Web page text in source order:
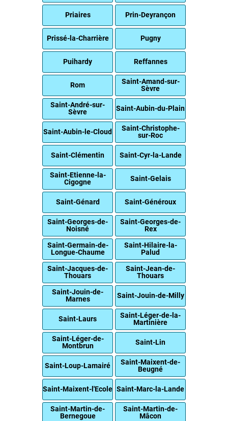
Priaires Prin-Deyrançon
Prissé-la-Charrière Pugny
Puihardy Reffannes
Rom
Saint-Amand-sur-
Sèvre
Saint-André-sur-
Sèvre
Saint-Aubin-du-Plain
Saint-Aubin-le-Cloud
Saint-Christophe-
sur-Roc
Saint-Clémentin Saint-Cyr-la-Lande
Saint-Etienne-la-
Cigogne
Saint-Gelais
Saint-Génard Saint-Généroux
Saint-Georges-de-
Noisné
Saint-Georges-de-
Rex
Saint-Germain-de-
Longue-Chaume
Saint-Hilaire-la-
Palud
Saint-Jacques-de-
Thouars
Saint-Jean-de-
Thouars
Saint-Jouin-de-
Marnes
Saint-Jouin-de-Milly
Saint-Laurs
Saint-Léger-de-la-
Martinière
Saint-Léger-de-
Montbrun
Saint-Lin
Saint-Loup-Lamairé
Saint-Maixent-de-
Beugné
Saint-Maixent-l'Ecole Saint-Marc-la-Lande
Saint-Martin-de-
Bernegoue
Saint-Martin-de-
Mâcon